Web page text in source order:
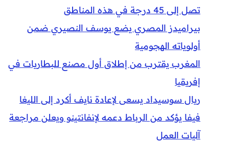
تصل إلى 45 درجة في هذه المناطق
بيراميدز المصري يضع يوسف النصيري ضمن
أولوياته الهجومية
المغرب يقترب من إطلاق أول مصنع للبطاريات في
إفريقيا
ريال سوسيداد يسعى لإعادة نايف أكرد إلى الليغا
فيفا يؤكد من الرباط دعمه لإنفانتينو ويعلن مراجعة
آليات العمل